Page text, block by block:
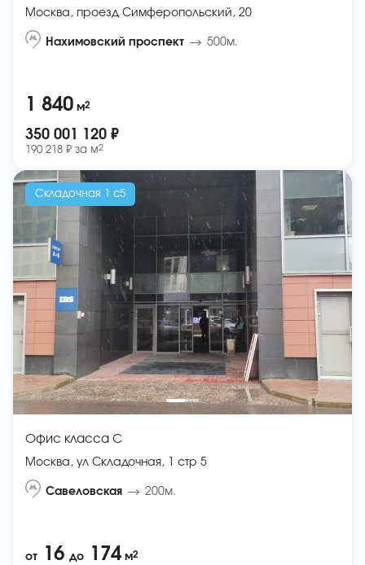
Москва, проезд Симферопольский, 20
Нахимовский проспект 500м.
1 840 м2
350 001 120 ₽
190 218 ₽ за м2
Складочная 1 с5
Офис класса C
Москва, ул Складочная, 1 стр 5
Савеловская 200м.
от 16 до 174 м2